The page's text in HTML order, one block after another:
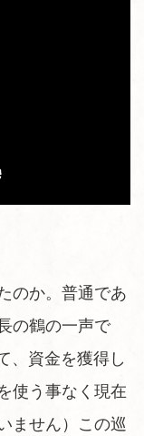
のか。普通であ
の鶴の一声で
、資金を獲得し
使う事なく現在
ません）この巡